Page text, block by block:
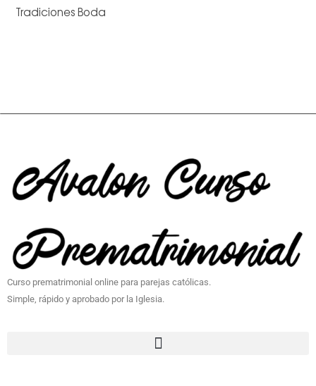
Tradiciones Boda
Curso prematrimonial online para parejas católicas.
Simple, rápido y aprobado por la Iglesia.